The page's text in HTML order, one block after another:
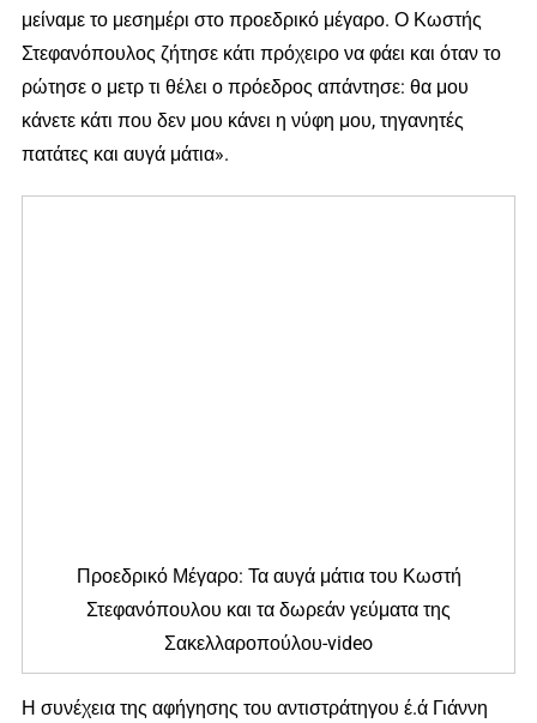
μείναμε το μεσημέρι στο προεδρικό μέγαρο. Ο Κωστής
Στεφανόπουλος ζήτησε κάτι πρόχειρο να φάει και όταν το
ρώτησε ο μετρ τι θέλει ο πρόεδρος απάντησε: θα μου
κάνετε κάτι που δεν μου κάνει η νύφη μου, τηγανητές
πατάτες και αυγά μάτια».
Προεδρικό Μέγαρο: Τα αυγά μάτια του Κωστή
Στεφανόπουλου και τα δωρεάν γεύματα της
Σακελλαροπούλου-video
Η συνέχεια της αφήγησης του αντιστράτηγου έ.ά Γιάννη